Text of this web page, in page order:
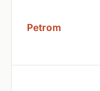
Petrom